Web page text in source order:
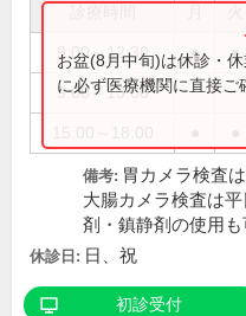
9:00～12:30 ● ●
9:00～13:00
お盆(8月中旬)は休診・
に必ず医療機関に直接ご
備考: 胃カメラ検査
大腸カメラ検査は
剤・鎮静剤の使用も
休診日: 日、祝
初診受付